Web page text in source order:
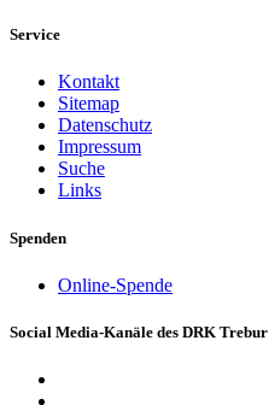
Service
Kontakt
Sitemap
Datenschutz
Impressum
Suche
Links
Spenden
Online-Spende
Social Media-Kanäle des DRK Trebur